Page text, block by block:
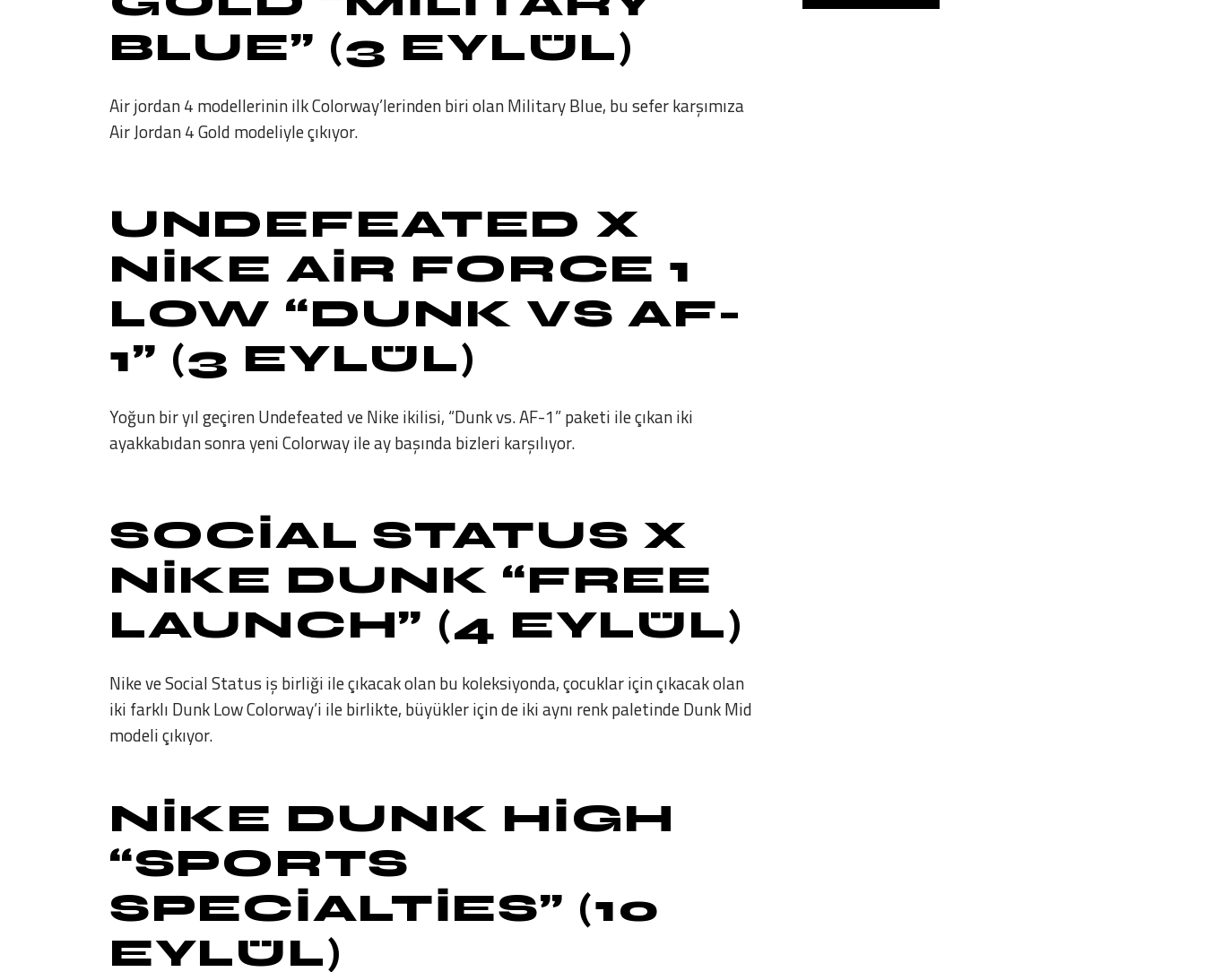
BLUE” (3 EYLÜL)
Air jordan 4 modellerinin ilk Colorway’lerinden biri olan Military Blue, bu sefer karşımıza
Air Jordan 4 Gold modeliyle çıkıyor.
UNDEFEATED X
NIKE AIR FORCE 1
LOW “DUNK VS AF-
1” (3 EYLÜL)
Yoğun bir yıl geçiren Undefeated ve Nike ikilisi, “Dunk vs. AF-1” paketi ile çıkan iki
ayakkabıdan sonra yeni Colorway ile ay başında bizleri karşılıyor.
SOCIAL STATUS X
NIKE DUNK “FREE
LAUNCH” (4 EYLÜL)
Nike ve Social Status iş birliği ile çıkacak olan bu koleksiyonda, çocuklar için çıkacak olan
iki farklı Dunk Low Colorway’i ile birlikte, büyükler için de iki aynı renk paletinde Dunk Mid
modeli çıkıyor.
NIKE DUNK HIGH
“SPORTS
SPECIALTIES” (10
EYLÜL)